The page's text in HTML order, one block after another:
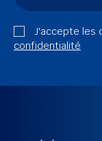
J'accepte les
confidentialité